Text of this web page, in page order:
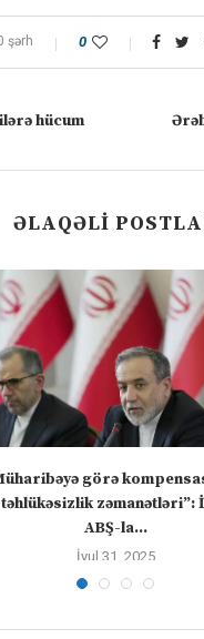
şərh 0
hücum
ƏLAQƏLI
görə
təhlükəsizlik zəmanətləri”:
ABŞ-la...
İyul 31, 2025